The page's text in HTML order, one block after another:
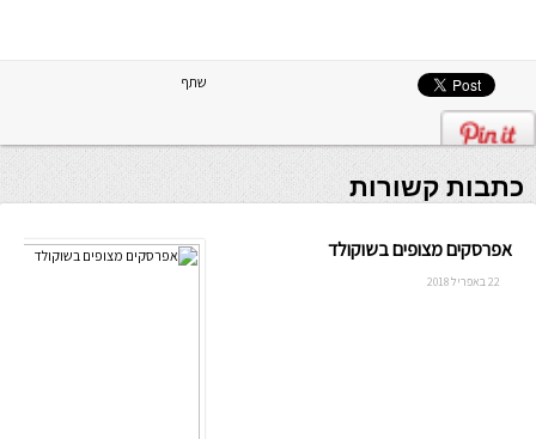
שתף
כתבות קשורות
אפרסקים מצופים בשוקולד
22 באפריל 2018